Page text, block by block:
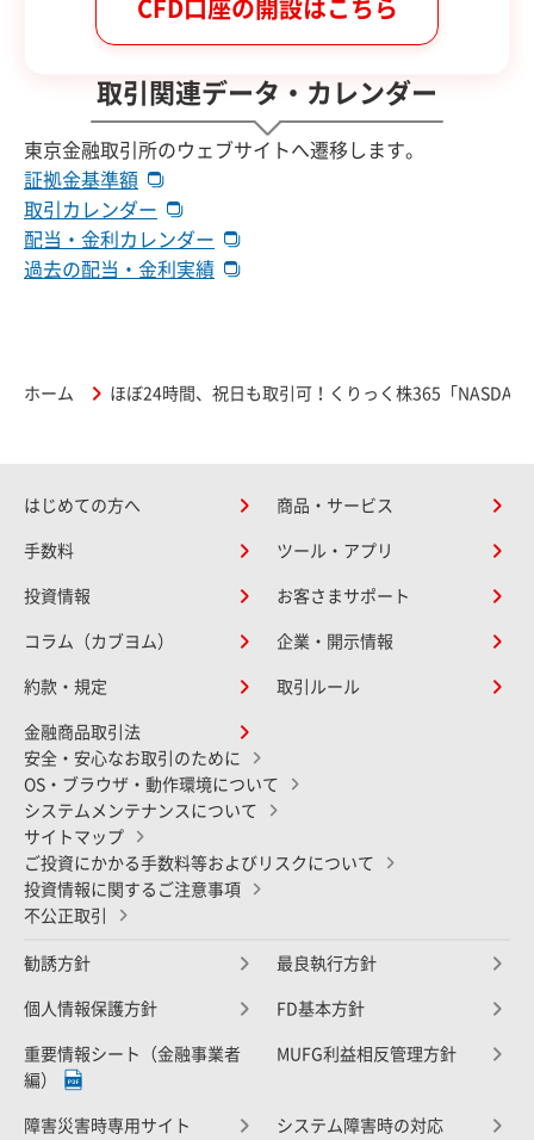
CFD口座の開設はこちら
取引関連データ・カレンダー
東京金融取引所のウェブサイトへ遷移します。
証拠金基準額
取引カレンダー
配当・金利カレンダー
過去の配当・金利実績
ホーム ほぼ24時間、祝日も取引可！くりっく株365「
はじめての方へ 商品・サービス
手数料 ツール・アプリ
投資情報 お客さまサポート
コラム（カブヨム） 企業・開示情報
約款・規定 取引ルール
金融商品取引法
安全・安心なお取引のために
OS・ブラウザ・動作環境について
システムメンテナンスについて
サイトマップ
ご投資にかかる手数料等およびリスクについて
投資情報に関するご注意事項
不公正取引
勧誘方針 最良執行方針
個人情報保護方針 FD基本方針
重要情報シート（金融事業者
編）
MUFG利益相反管理方針
障害災害時専用サイト システム障害時の対応